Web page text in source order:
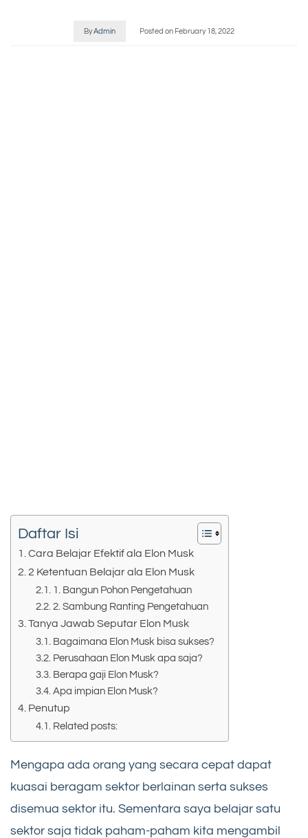
ByAdmin Posted on February 18, 2022
Daftar Isi
Cara Belajar Efektif ala Elon Musk
2 Ketentuan Belajar ala Elon Musk
1. Bangun Pohon Pengetahuan
2. Sambung Ranting Pengetahuan
Tanya Jawab Seputar Elon Musk
Bagaimana Elon Musk bisa sukses?
Perusahaan Elon Musk apa saja?
Berapa gaji Elon Musk?
Apa impian Elon Musk?
Penutup
Related posts:
Mengapa ada orang yang secara cepat dapat
kuasai beragam sektor berlainan serta sukses
disemua sektor itu. Sementara saya belajar satu
sektor saja tidak paham-paham kita mengambil